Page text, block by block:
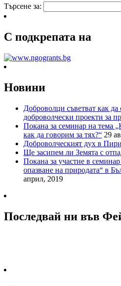
Търсене за:
С подкрепата на
Новини
Доброволци съветват как
доброволчески проекти за
Покана за семинар на тема
как да говорим за тях?“ 29
Доброволческият дух в
Ще засипем ли Земята с
Покана за участие в
опазване на природата“ в
април, 2019
Последвай ни във